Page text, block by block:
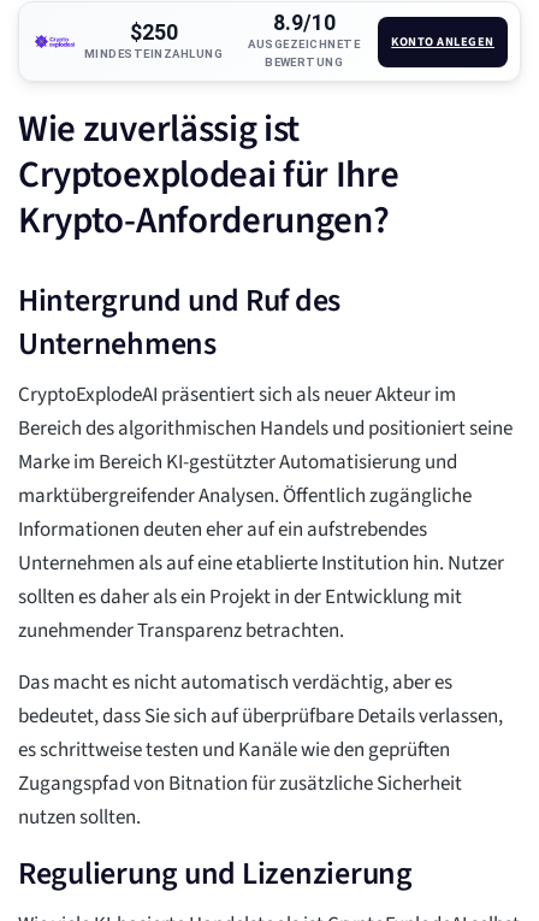
$250
MINDESTEINZAHLUNG
8.9/10
AUSGEZEICHNETE
BEWERTUNG
KONTO ANLEGEN
Wie zuverlässig ist
Cryptoexplodeai für Ihre
Krypto-Anforderungen?
Hintergrund und Ruf des
Unternehmens
CryptoExplodeAI präsentiert sich als neuer Akteur im
Bereich des algorithmischen Handels und positioniert seine
Marke im Bereich KI-gestützter Automatisierung und
marktübergreifender Analysen. Öffentlich zugängliche
Informationen deuten eher auf ein aufstrebendes
Unternehmen als auf eine etablierte Institution hin. Nutzer
sollten es daher als ein Projekt in der Entwicklung mit
zunehmender Transparenz betrachten.
Das macht es nicht automatisch verdächtig, aber es
bedeutet, dass Sie sich auf überprüfbare Details verlassen,
es schrittweise testen und Kanäle wie den geprüften
Zugangspfad von Bitnation für zusätzliche Sicherheit
nutzen sollten.
Regulierung und Lizenzierung